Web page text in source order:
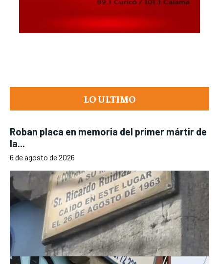
LO ULTIMO
Roban placa en memoria del primer mártir de
la...
6 de agosto de 2026